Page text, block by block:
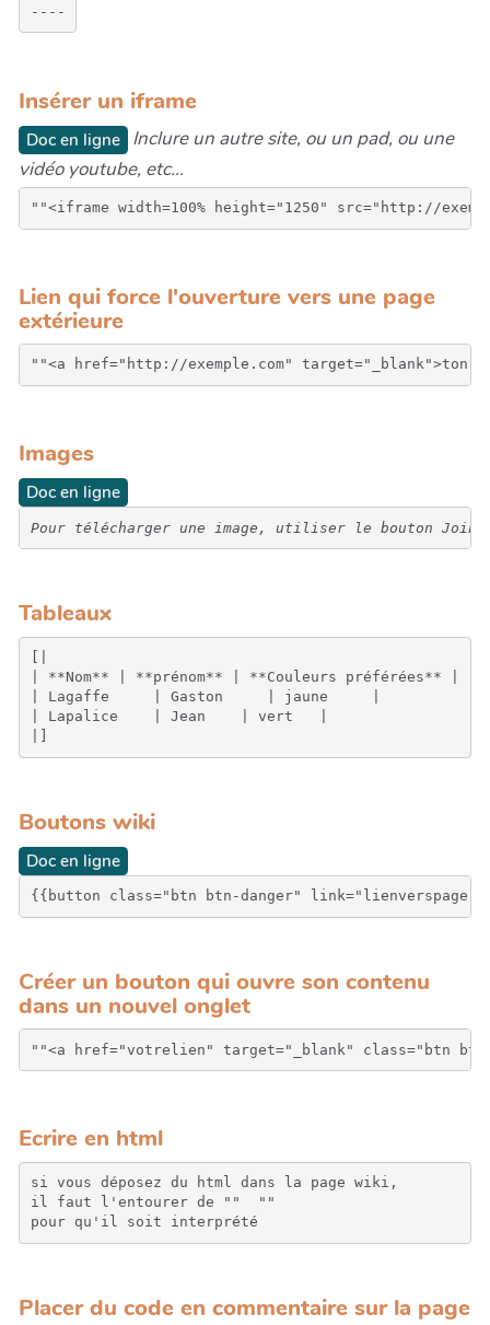
Insérer un iframe
Doc en ligne Inclure un autre site, ou un pad, ou une
vidéo youtube, etc...
Lien qui force l'ouverture vers une page
extérieure
Images
Doc en ligne
Pour télécharger une image, utiliser le bouton
Tableaux
| **Nom** | **prénom** | **Couleurs préférées** |
| Lagaffe     | Gaston     | jaune     |
| Lapalice    | Jean    | vert   |
Boutons wiki
Doc en ligne
{{button class="btn btn-danger"
Créer un bouton qui ouvre son contenu
dans un nouvel onglet
Ecrire en html
si vous déposez du html dans la page wiki,
il faut l'entourer de ""
""
pour qu'il soit interprété
Placer du code en commentaire sur la page